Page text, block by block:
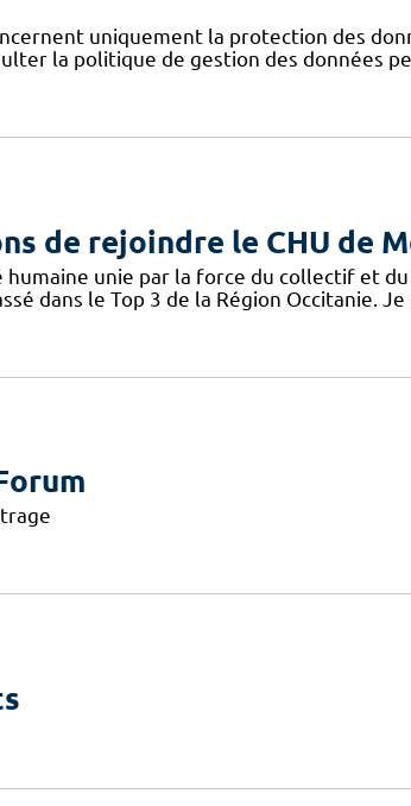
uniquement la protection des
la politique de gestion des données
de rejoindre le CHU de
unie par la force du collectif et
dans le Top 3 de la Région Occitanie.